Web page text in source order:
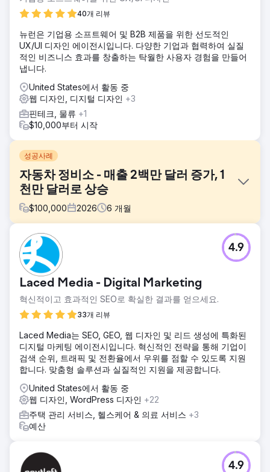
40개 리뷰
뉴런은 기업용 소프트웨어 및 B2B 제품을 위한 선도적인
UX/UI 디자인 에이전시입니다. 다양한 기업과 협력하여 실질
적인 비즈니스 효과를 창출하는 탁월한 사용자 경험을 만들어
냅니다.
United States에서 활동 중
웹 디자인, 디지털 디자인 +3
핀테크, 물류 +1
$10,000부터 시작
성공사례
자동차 정비소 - 매출 2백만 달러 증가, 1
천만 달러로 상승
$100,000 2026 6 개월
과제
이 자동차 정비소는 최적화가 제대로 안 된 웹사이트와 광고
부재로 신규 고객 유치에 어려움을 겪고 있었습니다. 사장들은
오프라인 마케팅을 통해 고객을 유치하기 위해 밤낮으로 애썼
지만, 이는 확장성이 부족했고 오히려 운영에 악영향을 미쳤습
니다. 주차장은 20%도 채 차지 않았고, 충분한 인력을 확보하
고 있었기에 사업 규모를 4배로 늘리는 것도 가능했습니다.
저희 팀은 즉시 SEO 및 전환율 최적화를 통해 완벽하게 최적
화된 새로운 웹사이트를 구축하고, 최대 고객 확보 전략을 적
용했습니다. Google Ads, Google LSA, Bing Ads에 유료 광
고를 설정했으며, 전화 통화 및 양식 제출 추적을 통해 Google
의 스마트 입찰가를 개선하는 것이 중요하다는 점을 인지하고
있었습니다. 따라서 Google에 고객 데이터 전송량을 극대화하
기 위해 엣지 태깅을 활용한 오프라인 전환 추적을 구현했습니
다.
리고 다음 주에는 기존 웹사이트 방문자 유입이 평균보다 3배
Laced Media - Digital Marketing
혁신적이고 효과적인 SEO로 확실한 결과를 얻으세요.
33개 리뷰
4.9
Laced Media는 SEO, GEO, 웹 디자인 및 리드 생성에 특화된
디지털 마케팅 에이전시입니다. 혁신적인 전략을 통해 기업이
검색 순위, 트래픽 및 전환율에서 우위를 점할 수 있도록 지원
합니다. 맞춤형 솔루션과 실질적인 지원을 제공합니다.
United States에서 활동 중
웹 디자인, WordPress 디자인 +22
주택 관리 서비스, 헬스케어 & 의료 서비스 +3
예산
4.9